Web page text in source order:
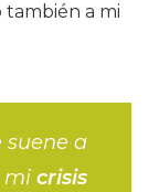
también a mi
suene a
mi crisis